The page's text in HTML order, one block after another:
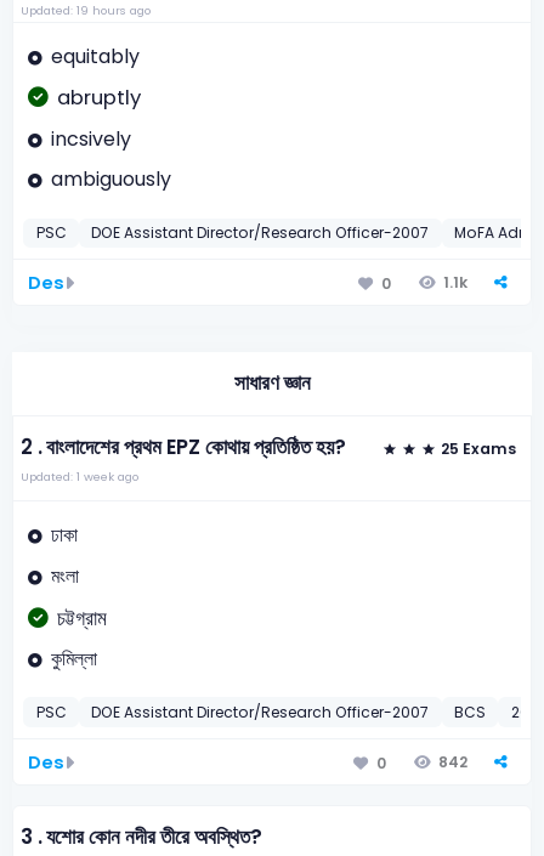
Updated: 19 hours ago
equitably
abruptly
incsively
ambiguously
PSC DOE Assistant Director/Research Officer-2007 MoFA
Des 0 1.1k
সাধারণ জ্ঞান
2 .বাংলাদেশের প্রথম EPZ কোথায় প্রতিষ্ঠিত হয়? 25 Exams
Updated: 1 week ago
ঢাকা
মংলা
চট্টগ্রাম
কুমিল্লা
PSC DOE Assistant Director/Research Officer-2007 BCS
Des 0 842
3 .যশোর কোন নদীর তীরে অবস্থিত?